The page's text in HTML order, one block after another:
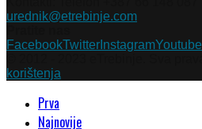
urednik@etrebinje.com
FacebookTwitter InstagramYoutube
korištenja
Prva
Najnovije